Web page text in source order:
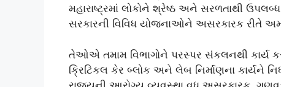
મહારાષ્ટ્રમાં લોકોને શ્રેષ્ઠ અને સરળતાથી
સરકારની વિવિધ યોજનાઓને અસરકારક રીતે
તેઓએ તમામ વિભાગોને પરસ્પર સંકલનથી કાર્ય
ક્રિટિકલ કેર બ્લોક અને લેબ નિર્માણના કાર્યને